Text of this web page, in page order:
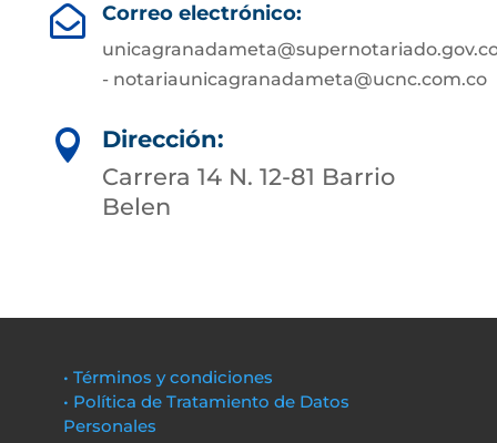
 Correo electrónico:
- notariaunicagranadameta@ucnc.com.co

Dirección:
Carrera 14 N. 12-81 Barrio
Belen
• Términos y condiciones
• Política de Tratamiento de Datos
Personales